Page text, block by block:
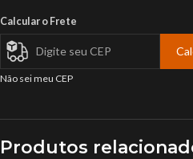
Calcular o Frete
Não sei meu CEP
Produtos